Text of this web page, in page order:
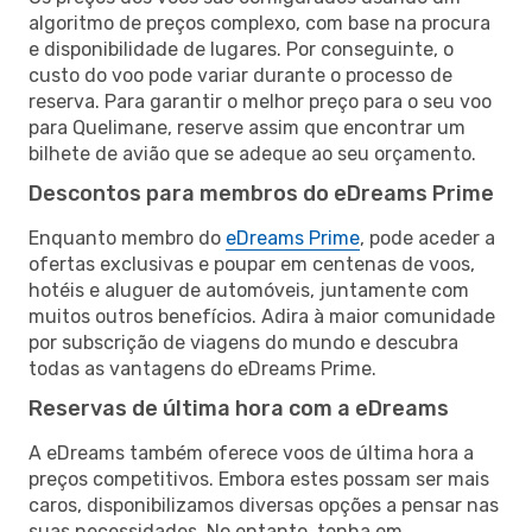
algoritmo de preços complexo, com base na procura
e disponibilidade de lugares. Por conseguinte, o
custo do voo pode variar durante o processo de
reserva. Para garantir o melhor preço para o seu voo
para Quelimane, reserve assim que encontrar um
bilhete de avião que se adeque ao seu orçamento.
Descontos para membros do eDreams Prime
Enquanto membro do eDreams Prime, pode aceder a
ofertas exclusivas e poupar em centenas de voos,
hotéis e aluguer de automóveis, juntamente com
muitos outros benefícios. Adira à maior comunidade
por subscrição de viagens do mundo e descubra
todas as vantagens do eDreams Prime.
Reservas de última hora com a eDreams
A eDreams também oferece voos de última hora a
preços competitivos. Embora estes possam ser mais
caros, disponibilizamos diversas opções a pensar nas